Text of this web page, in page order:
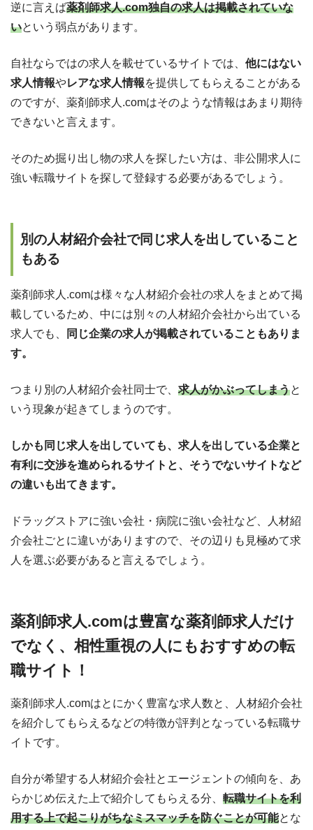
逆に言えば薬剤師求人.com独自の求人は掲載されていな
いという弱点があります。
自社ならではの求人を載せているサイトでは、 他にはない
求人情報やレアな求人情報を提供してもらえることがある
のですが、薬剤師求人.comはそのような情報はあまり期待
できないと言えます。
そのため掘り出し物の求人を探したい方は、非公開求人に
強い転職サイトを探して登録する必要があるでしょう。
別の人材紹介会社で同じ求人を出していること
もある
薬剤師求人.comは様々な人材紹介会社の求人をまとめて掲
載しているため、中には別々の人材紹介会社から出ている
求人でも、
同じ企業の求人が掲載されていることもありま
す。
つまり別の人材紹介会社同士で、 求人がかぶってしまうと
いう現象が起きてしまうのです。
しかも同じ求人を出していても、求人を出している企業と
有利に交渉を進められるサイトと、そうでないサイトなど
の違いも出てきます。
ドラッグストアに強い会社・病院に強い会社など、人材紹
介会社ごとに違いがありますので、その辺りも見極めて求
人を選ぶ必要があると言えるでしょう。
薬剤師求人.comは豊富な薬剤師求人だけ
でなく、相性重視の人にもおすすめの転
職サイト！
薬剤師求人.comはとにかく豊富な求人数と、人材紹介会社
を紹介してもらえるなどの特徴が評判となっている転職サ
イトです。
自分が希望する人材紹介会社とエージェントの傾向を、あ
らかじめ伝えた上で紹介してもらえる分、 転職サイトを利
用する上で起こりがちなミスマッチを防ぐことが可能とな